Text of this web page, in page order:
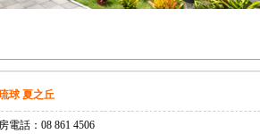
球 夏之丘
電話：08 861 4506